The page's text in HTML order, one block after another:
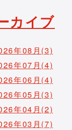
カイブ
年08月(3)
年07月(4)
年06月(4)
年05月(3)
年04月(2)
年03月(7)